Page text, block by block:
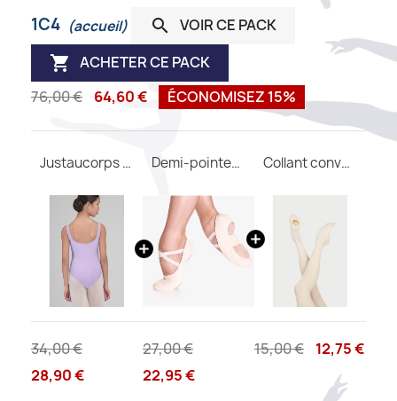
1C4 (accueil)  VOIR CE PACK
 ACHETER CE PACK
76,00 €
64,60 € ÉCONOMISEZ 15%
Justaucorps FAUSTINE WEAR MOI
34,00 €
28,90 €
Demi-pointes SO DANCA SD16 B
27,00 €
22,95 €
Collant convertible DIV03 WEAR MOI
15,00 € 12,75 €